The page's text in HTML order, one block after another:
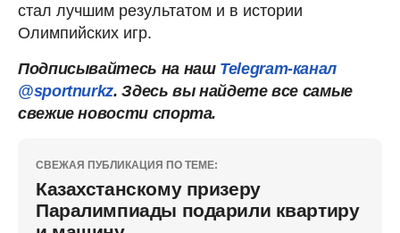
стал лучшим результатом и в истории
Олимпийских игр.
Подписывайтесь на наш Telegram-канал
@sportnurkz. Здесь вы найдете все самые
свежие новости спорта.
СВЕЖАЯ ПУБЛИКАЦИЯ ПО ТЕМЕ:
Казахстанскому призеру
Паралимпиады подарили квартиру